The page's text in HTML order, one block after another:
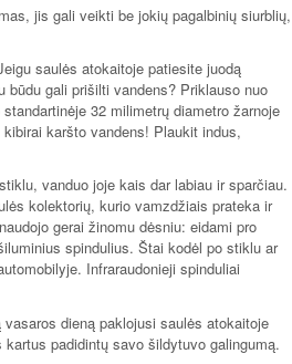
jis gali veikti be jokių pagalbinių siurblių,
saulės atokaitoje patiesite juodą
gali prišilti vandens? Priklauso nuo
32 milimetrų diametro žarnoje
karšto vandens! Plaukit indus,
vanduo joje kais dar labiau ir sparčiau.
kolektorių, kurio vamzdžiais prateka ir
gerai žinomu dėsniu: eidami pro
spindulius. Štai kodėl po stiklu ar
Infraraudonieji spinduliai
dieną paklojusi saulės atokaitoje
padidintų savo šildytuvo galingumą.